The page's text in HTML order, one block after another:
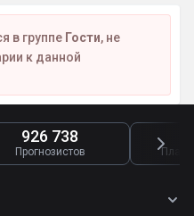
в группе Гости, не
к данной
926 738
Прогнозистов